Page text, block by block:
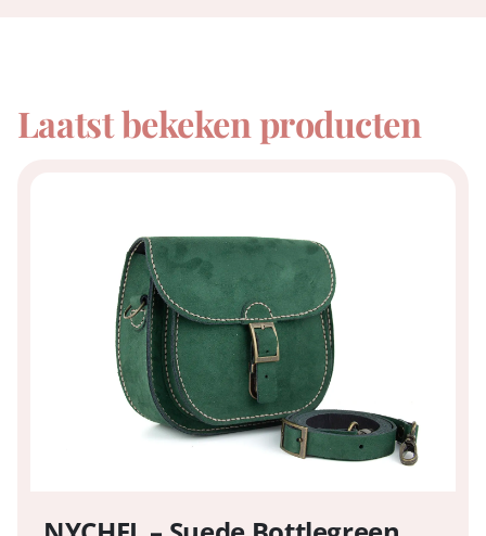
Laatst bekeken producten